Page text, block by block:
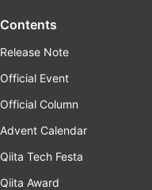
Contents
Release Note
Official Event
Official Column
Advent Calendar
Qiita Tech Festa
Qiita Award